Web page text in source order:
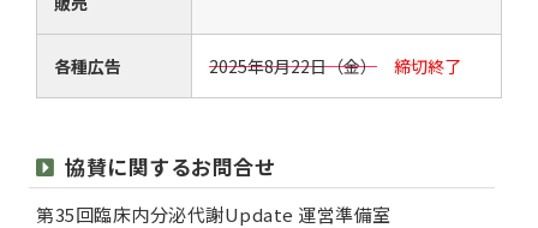
各種広告 2025年8月22日（金） 締切終了
協賛に関するお問合せ
第35回臨床内分泌代謝Update 運営準備室